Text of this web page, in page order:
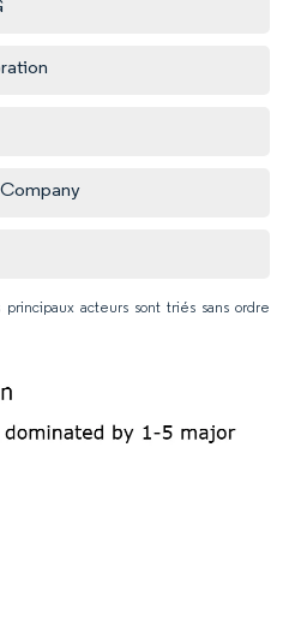
acteurs sont triés sans ordre